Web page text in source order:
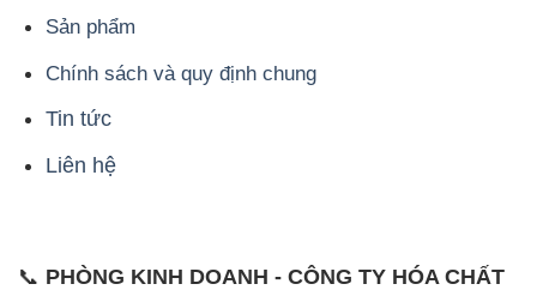
Sản phẩm
Chính sách và quy định chung
Tin tức
Liên hệ
📞 PHÒNG KINH DOANH - CÔNG TY HÓA CHẤT